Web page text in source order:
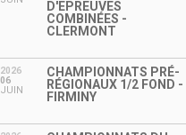
D'EPREUVES
COMBINÉES -
CLERMONT
2026
06
JUIN
CHAMPIONNATS PRÉ-
RÉGIONAUX 1/2 FOND -
FIRMINY